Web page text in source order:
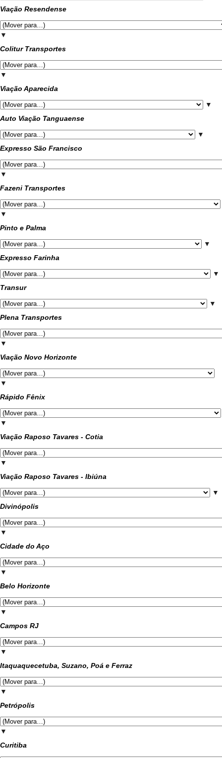
Viação Resendense
▼
Colitur Transportes
▼
Viação Aparecida
▼
Auto Viação Tanguaense
▼
Expresso São Francisco
▼
Fazeni Transportes
▼
Pinto e Palma
▼
Expresso Farinha
▼
Transur
▼
Plena Transportes
▼
Viação Novo Horizonte
▼
Rápido Fênix
▼
Viação Raposo Tavares - Cotia
▼
Viação Raposo Tavares - Ibiúna
▼
Divinópolis
▼
Cidade do Aço
▼
Belo Horizonte
▼
Campos RJ
▼
Itaquaquecetuba, Suzano, Poá e Ferraz
▼
Petrópolis
▼
Curitiba